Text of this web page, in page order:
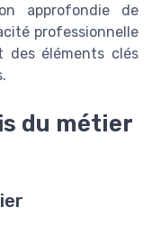
approfondie de
professionnelle
éléments clés
du métier